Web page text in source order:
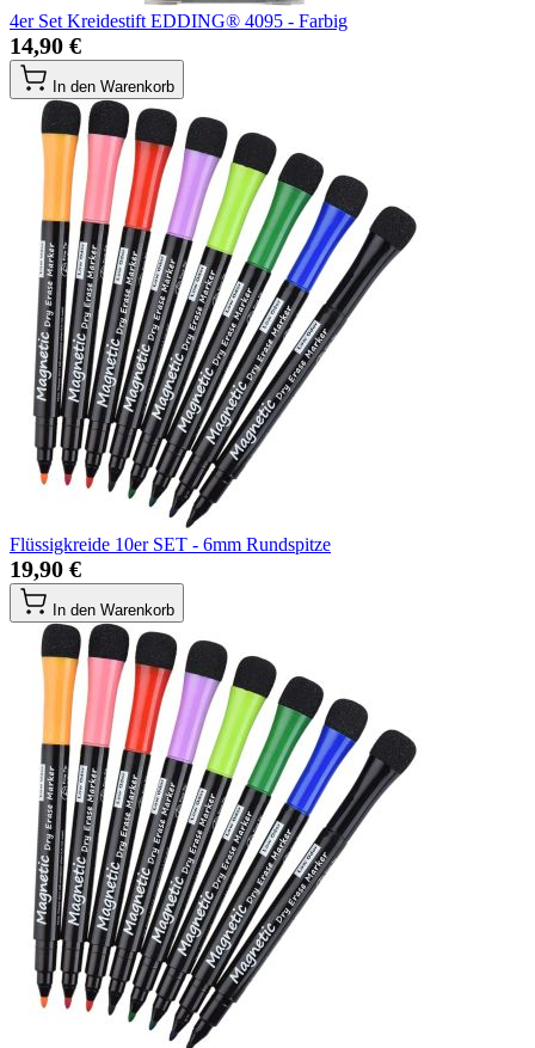
4er Set Kreidestift EDDING® 4095 - Farbig
14,90 €
In den Warenkorb
Flüssigkreide 10er SET - 6mm Rundspitze
19,90 €
In den Warenkorb